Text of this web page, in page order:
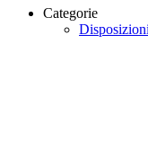
Categorie